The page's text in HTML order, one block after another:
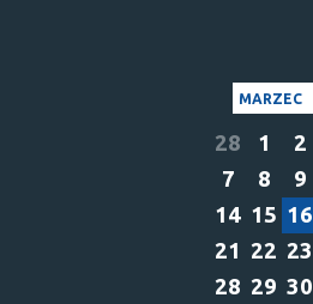
MARZEC
28 1 2
7
8 9
14 15 16
21 22 23
28 29 30